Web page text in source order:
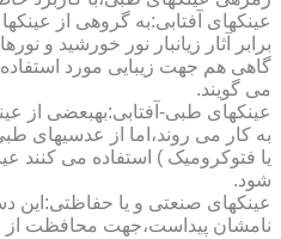
عینکهای آفتابی:به گروهی از
برابر آثار زیانبار نور خورشید و
گاهی هم جهت زیبایی مورد استفاده
می گویند.
عینکهای طبی-آفتابی:به­بعضی از
به کار می روند،اما از عدسیهای
یا فتوکرومیک ) استفاده می کنند
شود.
عینکهای صنعتی و یا حفاظتی:این
نامشان پیداست،جهت محافظت از